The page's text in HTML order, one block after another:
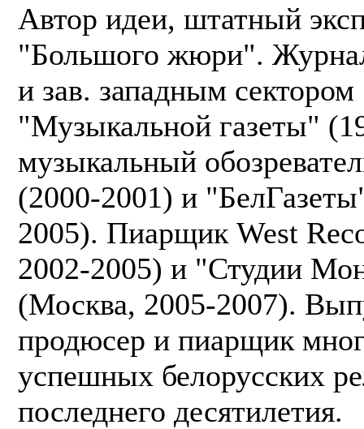
Автор идеи, штатный
"Большого жюри".
и зав. западным сектором
"Музыкальной газеты"
музыкальный
(2000-2001) и
2005). Пиарщик West
2002-2005) и "Студии
(Москва, 2005-2007).
продюсер и пиарщик
успешных белорусских
последнего десятилетия.